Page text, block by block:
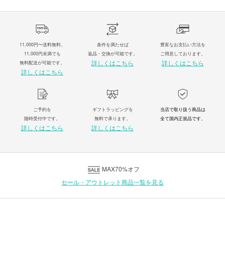
11,000円〜送料無料。
11,000円未満でも
無料配送が可能です。
詳しくはこちら
条件を満たせば
返品・交換が可能です。
詳しくはこちら
豊富なお支払い方法を
ご用意しております。
詳しくはこちら
ご予約を
随時受付中です。
詳しくはこちら
ギフトラッピングを
無料で承ります。
詳しくはこちら
当店で取り扱う商品は
全て国内正規品です。
MAX70%オフ
セール・アウトレット商品一覧を見る